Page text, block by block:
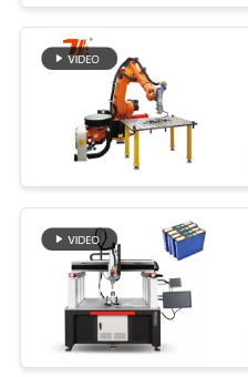
লেজার মেশিন
গয়না লেজার